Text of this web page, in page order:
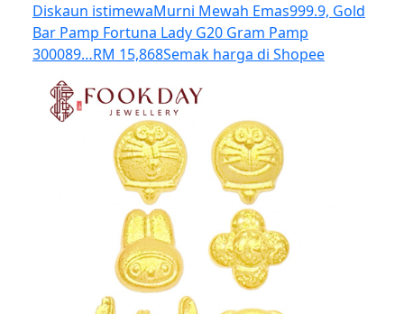
Diskaun istimewaMurni Mewah Emas999.9, Gold
Bar Pamp Fortuna Lady G20 Gram Pamp
300089…RM 15,868Semak harga di Shopee